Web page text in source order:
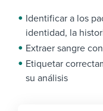
Identificar a los
identidad, la
Extraer sangre
Etiquetar
su análisis